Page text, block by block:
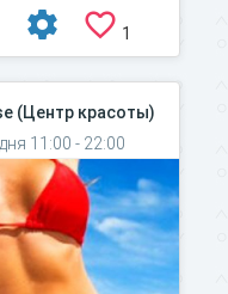
1
(Центр красоты)
11:00 - 22:00